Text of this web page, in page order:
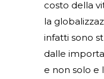
costo della
la
infatti sono
dalle
e non solo e